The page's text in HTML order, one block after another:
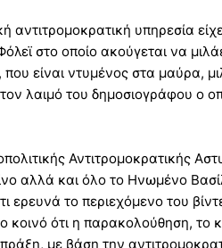
αντιτρομοκρατική υπηρεσία
στο οποίο ακούγεται να
είναι ντυμένος στα μαύρα,
τον λαιμό του δημοσιογράφου ο
Αντιτρομοκρατικής
αλλά και όλο το Ηνωμένο
ερευνά το περιεχόμενο του
κοινό ότι η παρακολούθηση, το
με βάση την